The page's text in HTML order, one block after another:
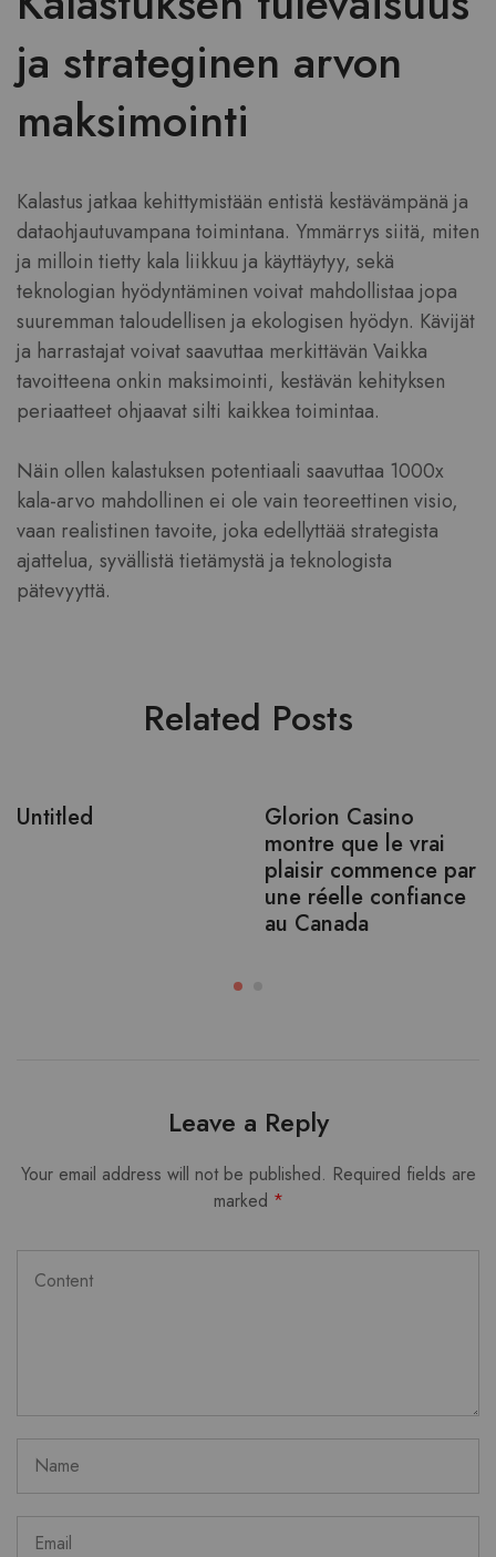
ja strateginen arvon
maksimointi
Kalastus jatkaa kehittymistään entistä kestävämpänä ja
dataohjautuvampana toimintana. Ymmärrys siitä, miten
ja milloin tietty kala liikkuu ja käyttäytyy, sekä
teknologian hyödyntäminen voivat mahdollistaa jopa
suuremman taloudellisen ja ekologisen hyödyn. Kävijät
ja harrastajat voivat saavuttaa merkittävän Vaikka
tavoitteena onkin maksimointi, kestävän kehityksen
periaatteet ohjaavat silti kaikkea toimintaa.
Näin ollen kalastuksen potentiaali saavuttaa 1000x
kala-arvo mahdollinen ei ole vain teoreettinen visio,
vaan realistinen tavoite, joka edellyttää strategista
ajattelua, syvällistä tietämystä ja teknologista
pätevyyttä.
Related Posts
Untitled
Glorion Casino
montre que le vrai
plaisir commence par
une réelle confiance
au Canada
Leave a Reply
Your email address will not be published. Required fields are
marked *